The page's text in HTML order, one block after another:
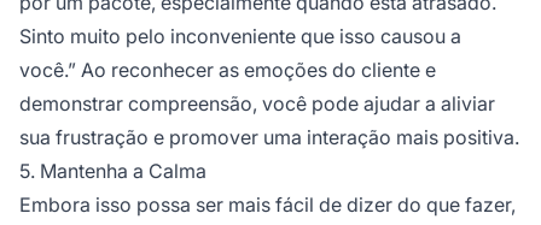
Sinto muito pelo inconveniente que isso causou a
você.” Ao reconhecer as emoções do cliente e
demonstrar compreensão, você pode ajudar a aliviar
sua frustração e promover uma interação mais positiva.
5. Mantenha a Calma
Embora isso possa ser mais fácil de dizer do que fazer,